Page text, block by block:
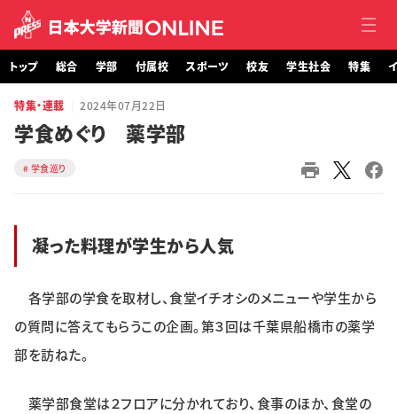
トップ
付属校
スポーツ
校友
トップ 総合 学部 付属校 スポーツ 校友 学生社会 特集
特集・連載 2024年07月22日
学食めぐり 薬学部
学食巡り
凝った料理が学生から人気
各学部の学食を取材し、食堂イチオシのメニューや学生から
の質問に答えてもらうこの企画。第３回は千葉県船橋市の薬学
部を訪ねた。
薬学部食堂は２フロアに分かれており、食事のほか、食堂の